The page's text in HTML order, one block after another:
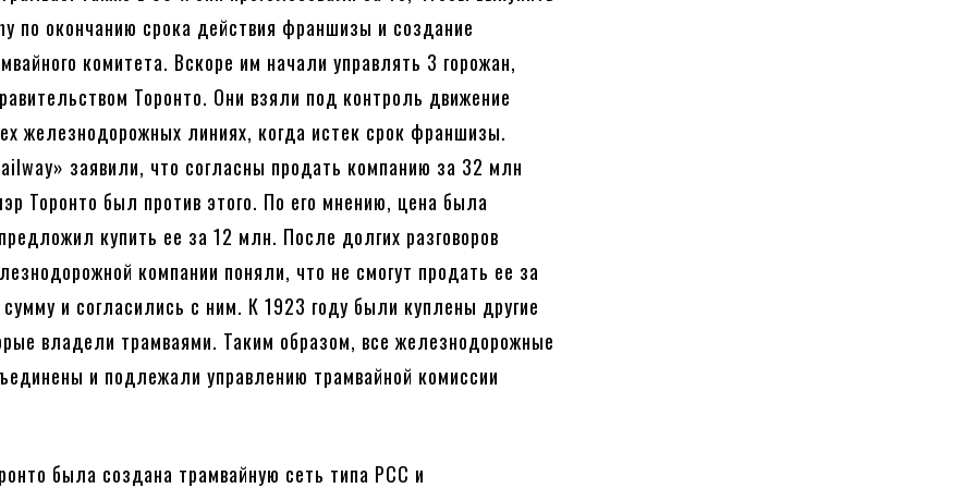
по окончанию срока действия франшизы и создание
комитета. Вскоре им начали управлять 3 горожан,
Торонто. Они взяли под контроль движение
железнодорожных линиях, когда истек срок франшизы.
заявили, что согласны продать компанию за 32 млн
Торонто был против этого. По его мнению, цена была
купить ее за 12 млн. После долгих разговоров
компании поняли, что не смогут продать ее за
и согласились с ним. К 1923 году были куплены другие
владели трамваями. Таким образом, все железнодорожные
и подлежали управлению трамвайной комиссии
была создана трамвайную сеть типа PCC и